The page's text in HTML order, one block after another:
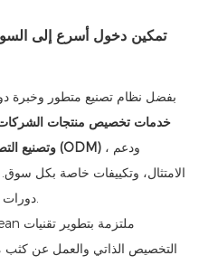
تمكين دخول أسرع إلى
بفضل نظام تصنيع متطور وخبرة
خدمات تخصيص منتجات
المصنعة الأصلية (OEM) وتصنيع التصميم الأصلي (ODM) ، ودعم
الامتثال، وتكييفات خاصة بكل سوق.
دورات النشر والتوسع بثقة في مناطق جديدة.
التخصيص الذاتي والعمل عن كثب